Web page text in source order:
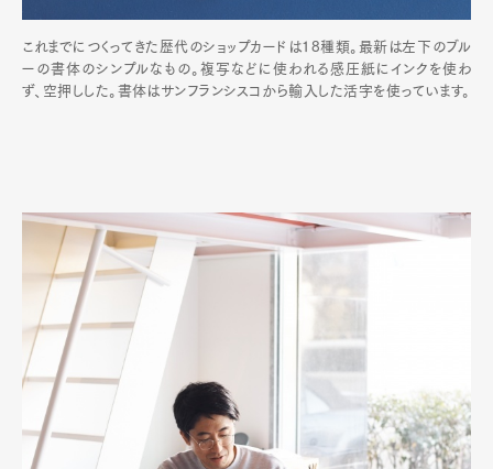
これまでにつくってきた歴代のショップカードは18種類。最新は左下のブル
ーの書体のシンプルなもの。複写などに使われる感圧紙にインクを使わ
ず、空押しした。書体はサンフランシスコから輸入した活字を使っています。